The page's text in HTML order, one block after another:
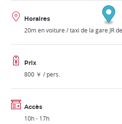
Horaires
20m en voiture / taxi de la gare JR
Prix
800 ￥ / pers.
Accès
10h - 17h